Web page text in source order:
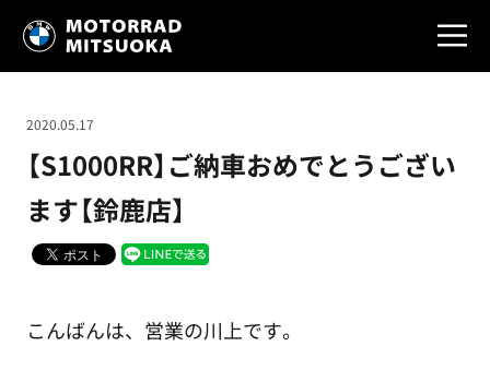
【S1000RR】ご納車おめでとうござい
ます【鈴鹿店】
2020.05.17
こんばんは、営業の川上です。